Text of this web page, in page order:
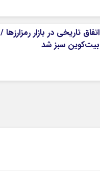
اتفاق تاریخی در بازار رمزارزها /
بیت‌کوین سبز شد